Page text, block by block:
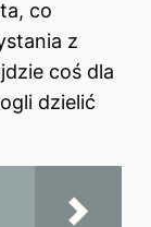
co
z
coś dla
dzielić